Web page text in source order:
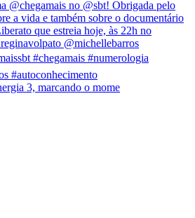
3, marcando o mome